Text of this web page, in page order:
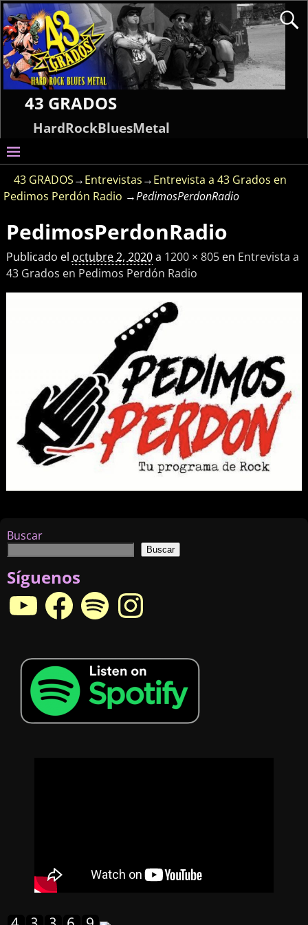
43 GRADOS
HardRockBluesMetal
43 GRADOS→Entrevistas→Entrevista a 43 Grados en
Pedimos Perdón Radio →PedimosPerdonRadio
Navegador de imágenes
PedimosPerdonRadio
Publicado el octubre 2, 2020a 1200 × 805en Entrevista a
43 Grados en Pedimos Perdón Radio
Navegador de imágenes
Buscar
Buscar
Síguenos